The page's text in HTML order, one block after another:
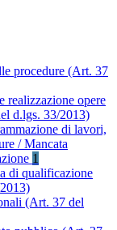
procedure (Art. 37
realizzazione opere
d.lgs. 33/2013)
di lavori,
/ Mancata
1
di qualificazione
(Art. 37 del